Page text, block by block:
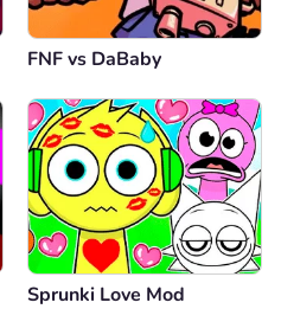
FNF vs DaBaby
Sprunki Love Mod